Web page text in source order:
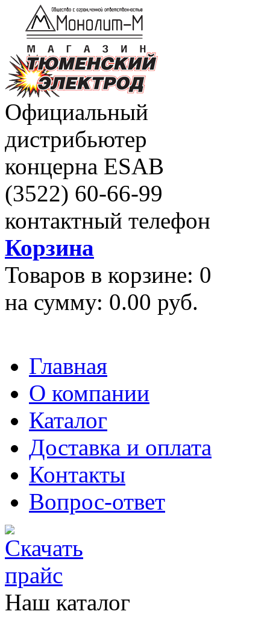
Официальный
дистрибьютер
концерна ESAB
(3522) 60-66-99
контактный телефон
Корзина
Товаров в корзине: 0
на сумму: 0.00 руб.
Главная
О компании
Каталог
Доставка и оплата
Контакты
Вопрос-ответ
Наш каталог